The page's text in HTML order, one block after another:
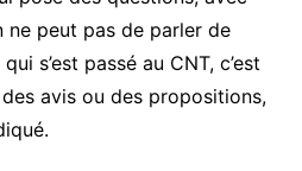
ne peut pas de parler de
s’est passé au CNT, c’est
avis ou des propositions,